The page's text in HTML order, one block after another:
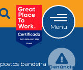
Menu
Denúncia
bandeira